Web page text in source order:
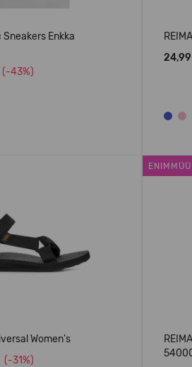
Sneakers Enkka
(-43%)
Women's
(-31%)